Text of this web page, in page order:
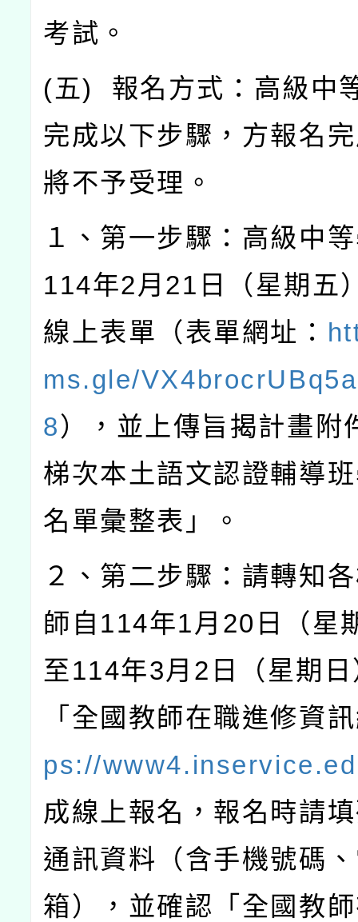
考試。
(五) 報名方式：高級中
完成以下步驟，方報名
將不予受理。
１、第一步驟：高級中
114年2月 21 日（星期五
線上表單（表單網址：
ms.gle/
8），並上傳旨揭計畫附
梯次本土語文認證輔導
名單彙整表」。
２、第二步驟：請轉知
師自 114年1月 20 日（星
至114年3月 2 日（星期
「全國教師在職進修資
ps://
成線上報名，報名時請
通訊資料（含手機號碼
箱），並確認「全國教